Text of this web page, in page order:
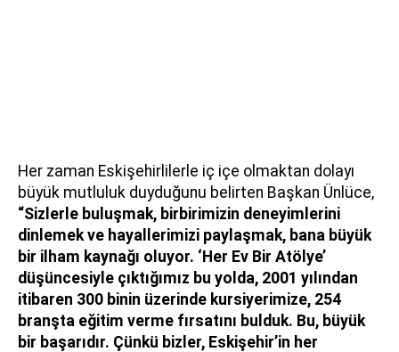
Her zaman Eskişehirlilerle iç içe olmaktan dolayı
büyük mutluluk duyduğunu belirten Başkan Ünlüce,
“Sizlerle buluşmak, birbirimizin deneyimlerini
dinlemek ve hayallerimizi paylaşmak, bana büyük
bir ilham kaynağı oluyor. ‘Her Ev Bir Atölye’
düşüncesiyle çıktığımız bu yolda, 2001 yılından
itibaren 300 binin üzerinde kursiyerimize, 254
branşta eğitim verme fırsatını bulduk. Bu, büyük
bir başarıdır. Çünkü bizler, Eskişehir’in her